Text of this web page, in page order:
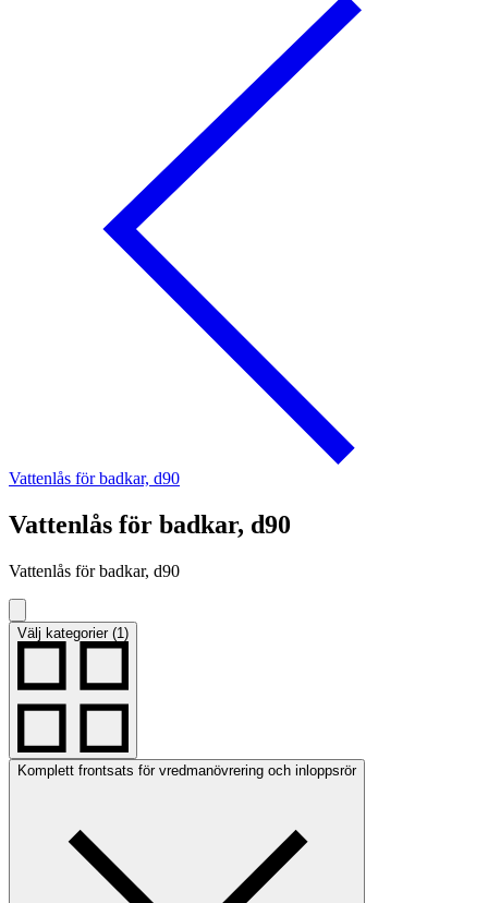
Vattenlås för badkar, d90
Vattenlås för badkar, d90
Vattenlås för badkar, d90
Välj kategorier (1)
Komplett frontsats för vredmanövrering och inloppsrör